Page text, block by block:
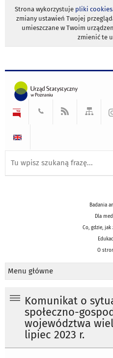
Strona wykorzystuje pliki cookies
zmiany ustawień Twojej
umieszczane w Twoim
zmienić te
Badania
Dla
Co, gdzie, jak
O
Menu główne
Komunikat o
społeczno-
województwa
lipiec 2023 r.